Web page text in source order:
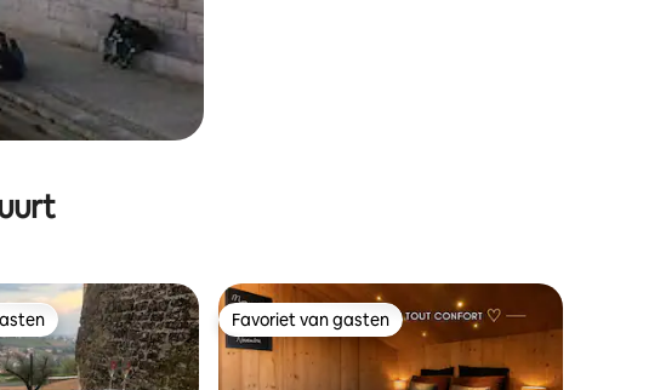
Favoriet van gasten
Favoriet van gasten